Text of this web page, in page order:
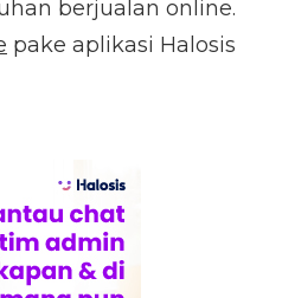
berjualan online.
pake aplikasi Halosis